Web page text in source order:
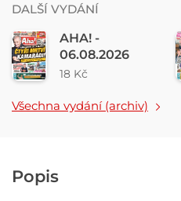
DALŠÍ VYDÁNÍ
AHA! -
06.08.2026
18 Kč
Všechna vydání (archiv)
Popis